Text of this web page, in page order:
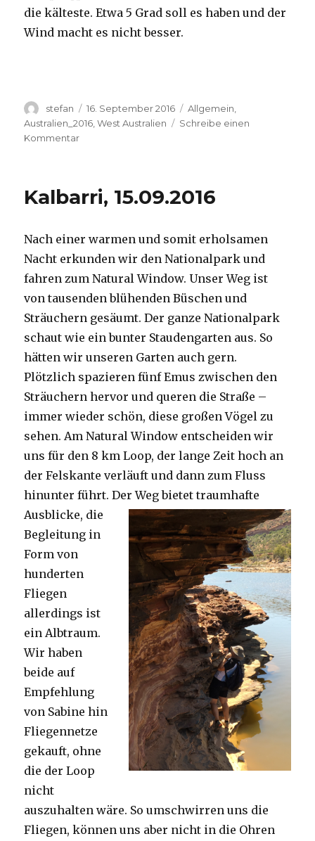
die kälteste. Etwa 5 Grad soll es haben und der
Wind macht es nicht besser.
Autor
stefan
Veröffentlicht
am
16. September 2016 Kategorien
Allgemein
Australien_2016 ,West Australien
Schreibe einen
Kommentarzu
Kalbarri, 15.09.2016
Nach einer warmen und somit erholsamen
Nacht erkunden wir den Nationalpark und
fahren zum Natural Window. Unser Weg ist
von tausenden blühenden Büschen und
Sträuchern gesäumt. Der ganze Nationalpark
schaut wie ein bunter Staudengarten aus. So
hätten wir unseren Garten auch gern.
Plötzlich spazieren fünf Emus zwischen den
Sträuchern hervor und queren die Straße –
immer wieder schön, diese großen Vögel zu
sehen. Am Natural Window entscheiden wir
uns für den 8 km Loop, der lange Zeit hoch an
der Felskante verläuft und dann zum Fluss
hinunter führt. Der Weg bietet traumhafte
Ausblicke, die
Begleitung in
Form von
hunderten
Fliegen
allerdings ist
ein Albtraum.
Wir haben
beide auf
Empfehlung
von Sabine hin
Fliegennetze
gekauft, ohne
die der Loop
nicht
auszuhalten wäre. So umschwirren uns die
Fliegen, können uns aber nicht in die Ohren